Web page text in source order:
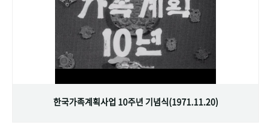
한국가족계획사업 10주년 기념식(1971.11.20)